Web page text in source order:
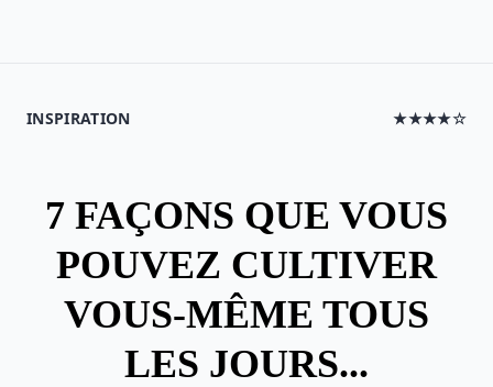
INSPIRATION ★★★★☆
7 FAÇONS QUE VOUS
POUVEZ CULTIVER
VOUS-MÊME TOUS
LES JOURS...